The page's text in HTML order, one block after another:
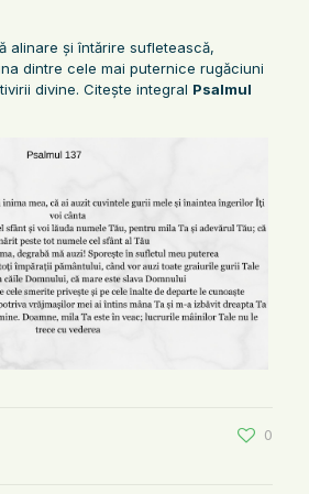
alinare și întărire sufletească,
dintre cele mai puternice rugăciuni
divine. Citește integral Psalmul
0